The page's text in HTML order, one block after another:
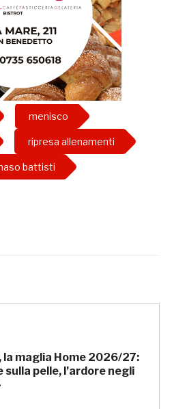
ciampelli
menisco
ripresa allenamenti
battisti
la maglia Home 2026/27:
sulla pelle, l’ardore negli